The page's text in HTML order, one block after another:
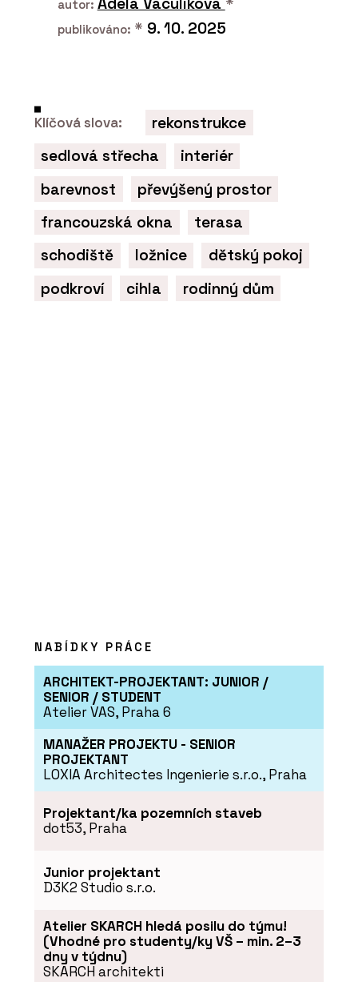
autor:
publikováno: * 9. 10. 2025
Klíčová slova:
rekonstrukce
sedlová střecha
interiér
barevnost
převýšený prostor
francouzská okna
terasa
schodiště
ložnice
dětský pokoj
podkroví
cihla rodinný dům
NABÍDKY PRÁCE
ARCHITEKT-PROJEKTANT: JUNIOR /
SENIOR / STUDENT
Atelier VAS, Praha 6
MANAŽER PROJEKTU - SENIOR
PROJEKTANT
LOXIA Architectes Ingenierie s.r.o., Praha
Projektant/ka pozemních staveb
dot53, Praha
Junior projektant
D3K2 Studio s.r.o.
Atelier SKARCH hledá posilu do týmu!
(Vhodné pro studenty/ky VŠ – min. 2–3
dny v týdnu)
SKARCH architekti